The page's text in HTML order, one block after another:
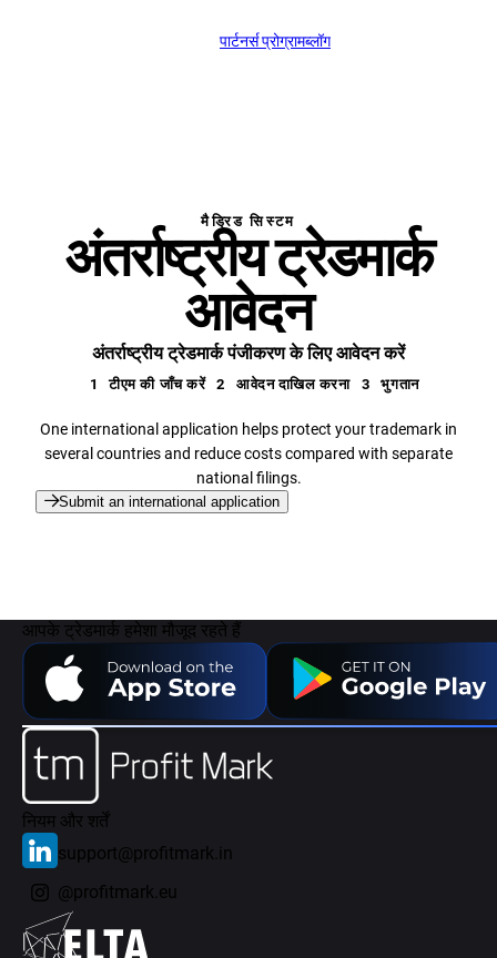
पार्टनर्स प्रोग्रामब्लॉग
मैड्रिड सिस्टम
अंतर्राष्ट्रीय ट्रेडमार्क
आवेदन
अंतर्राष्ट्रीय ट्रेडमार्क पंजीकरण के लिए आवेदन करें
1 टीएम की जाँच करें 2 आवेदन दाखिल करना 3 भुगतान
One international application helps protect your trademark in
several countries and reduce costs compared with separate
national filings.
Submit an international application
आपके ट्रेडमार्क हमेशा मौजूद रहते हैं
नियम और शर्तें
support@profitmark.in
@profitmark.eu